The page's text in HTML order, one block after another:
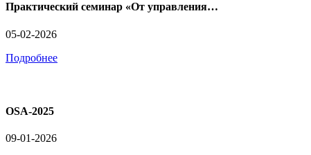
Практический семинар «От управления…
05-02-2026
Подробнее
OSA-2025
09-01-2026